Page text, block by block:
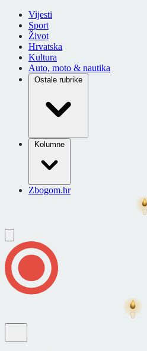
Vijesti
Sport
Život
Hrvatska
Kultura
Auto, moto & nautika
Ostale rubrike
Kolumne
Zbogom.hr